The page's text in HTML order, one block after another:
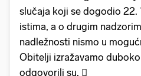
slučaja koji se dogodio 22.
istima, a o drugim
nadležnosti nismo u
Obitelji izražavamo
odgovorili su. 